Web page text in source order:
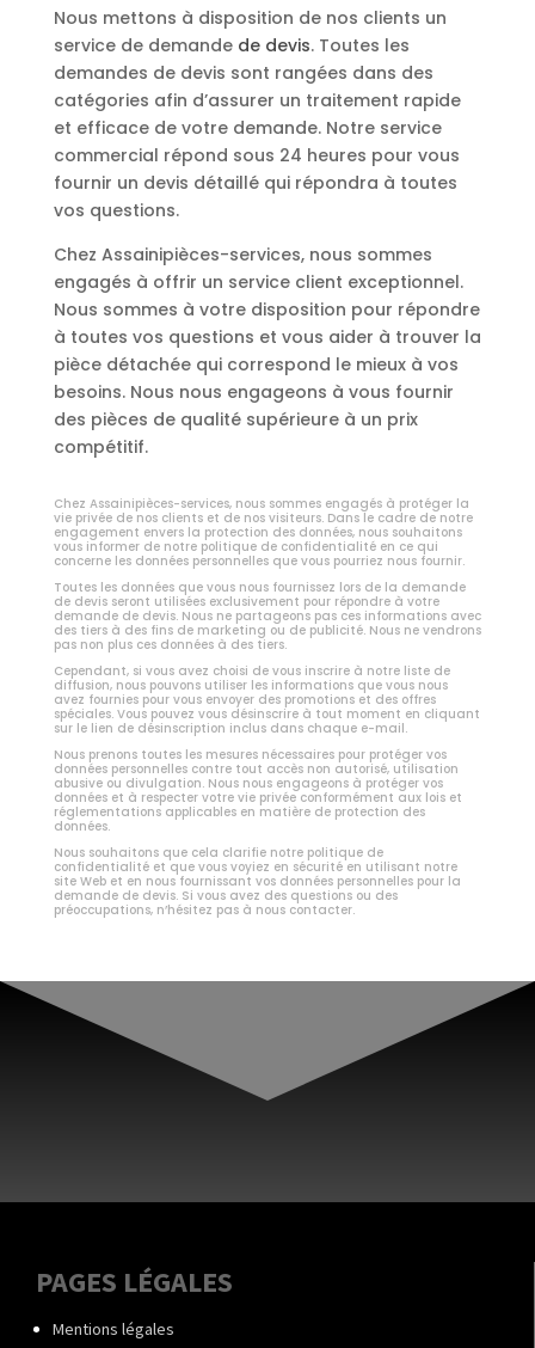
Nous mettons à disposition de nos clients un
service de demande de devis. Toutes les
demandes de devis sont rangées dans des
catégories afin d’assurer un traitement rapide
et efficace de votre demande. Notre service
commercial répond sous 24 heures pour vous
fournir un devis détaillé qui répondra à toutes
vos questions.
Chez Assainipièces-services, nous sommes
engagés à offrir un service client exceptionnel.
Nous sommes à votre disposition pour répondre
à toutes vos questions et vous aider à trouver la
pièce détachée qui correspond le mieux à vos
besoins. Nous nous engageons à vous fournir
des pièces de qualité supérieure à un prix
compétitif.
Chez Assainipièces-services, nous sommes engagés à protéger la
vie privée de nos clients et de nos visiteurs. Dans le cadre de notre
engagement envers la protection des données, nous souhaitons
vous informer de notre politique de confidentialité en ce qui
concerne les données personnelles que vous pourriez nous fournir.
Toutes les données que vous nous fournissez lors de la demande
de devis seront utilisées exclusivement pour répondre à votre
demande de devis. Nous ne partageons pas ces informations avec
des tiers à des fins de marketing ou de publicité. Nous ne vendrons
pas non plus ces données à des tiers.
Cependant, si vous avez choisi de vous inscrire à notre liste de
diffusion, nous pouvons utiliser les informations que vous nous
avez fournies pour vous envoyer des promotions et des offres
spéciales. Vous pouvez vous désinscrire à tout moment en cliquant
sur le lien de désinscription inclus dans chaque e-mail.
Nous prenons toutes les mesures nécessaires pour protéger vos
données personnelles contre tout accès non autorisé, utilisation
abusive ou divulgation. Nous nous engageons à protéger vos
données et à respecter votre vie privée conformément aux lois et
réglementations applicables en matière de protection des
données.
Nous souhaitons que cela clarifie notre politique de
confidentialité et que vous voyiez en sécurité en utilisant notre
site Web et en nous fournissant vos données personnelles pour la
demande de devis. Si vous avez des questions ou des
préoccupations, n’hésitez pas à nous contacter.
PAGES LÉGALES
Mentions légales